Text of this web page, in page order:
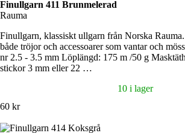
Finullgarn 411 Brunmelerad
Rauma
Finullgarn, klassiskt ullgarn från Norska
både tröjor och accessoarer som vantar och
nr 2.5 - 3.5 mm Löplängd: 175 m /50 g
stickor 3 mm eller 22 …
10 i lager
60 kr